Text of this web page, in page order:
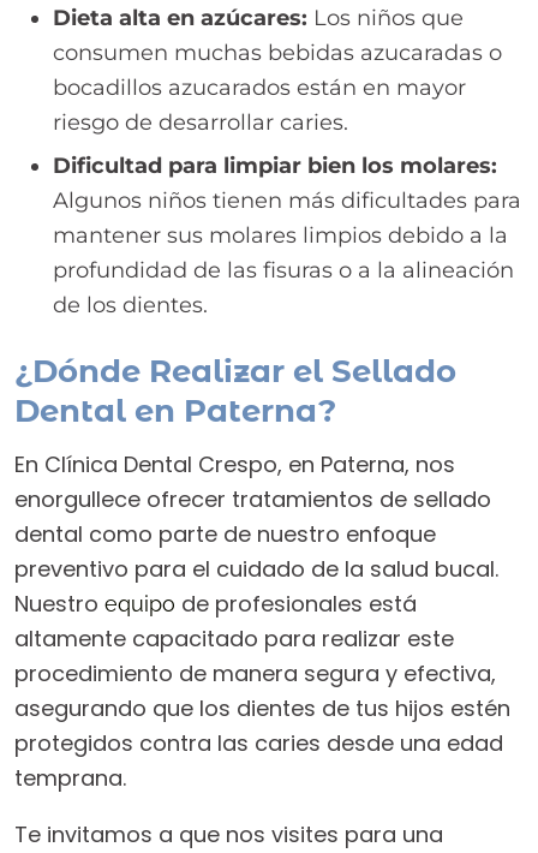
Dieta alta en azúcares: Los niños que
consumen muchas bebidas azucaradas o
bocadillos azucarados están en mayor
riesgo de desarrollar caries.
Dificultad para limpiar bien los molares:
Algunos niños tienen más dificultades para
mantener sus molares limpios debido a la
profundidad de las fisuras o a la alineación
de los dientes.
¿Dónde Realizar el Sellado
Dental en Paterna?
En Clínica Dental Crespo, en Paterna, nos
enorgullece ofrecer tratamientos de sellado
dental como parte de nuestro enfoque
preventivo para el cuidado de la salud bucal.
Nuestro equipo de profesionales está
altamente capacitado para realizar este
procedimiento de manera segura y efectiva,
asegurando que los dientes de tus hijos estén
protegidos contra las caries desde una edad
temprana.
Te invitamos a que nos visites para una